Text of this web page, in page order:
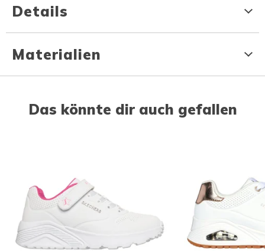
Details
Materialien
Das könnte dir auch gefallen